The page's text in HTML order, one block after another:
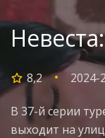
8,2 2024-
В 37-й серии
выходит на